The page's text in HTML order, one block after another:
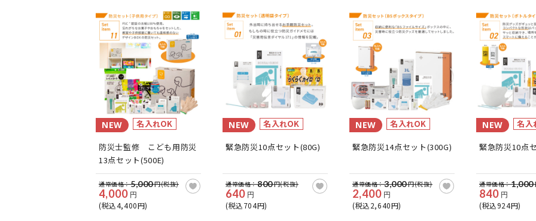
NEW 名入れOK
防災士監修 こども用防災
13点セット(500E)
通常価格：5,000円(税抜)
4,000 円
(税込4,400円)
NEW 名入れOK
緊急防災10点セット(80G)
通常価格：800円(税抜)
640 円
(税込704円)
NEW 名入れOK
緊急防災14点セット(300G)
通常価格：3,000円(税抜)
2,400 円
(税込2,640円)
NEW 名入
緊急防災10点
通常価格：1,000
840 円
(税込924円)